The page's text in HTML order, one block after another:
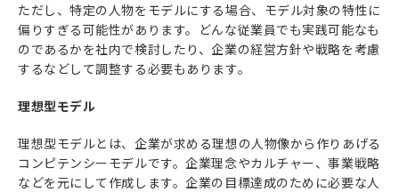
ただし、特定の人物をモデルにする場合、モデル対象の特性に
偏りすぎる可能性があります。どんな従業員でも実践可能なも
のであるかを社内で検討したり、企業の経営方針や戦略を考慮
するなどして調整する必要もあります。
理想型モデル
理想型モデルとは、企業が求める理想の人物像から作りあげる
コンピテンシーモデルです。企業理念やカルチャー、事業戦略
などを元にして作成します。企業の目標達成のために必要な人